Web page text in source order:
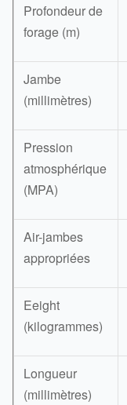
Profondeur de
forage (m)
Jambe
(millimètres)
Pression
atmosphérique
(MPA)
Air-jambes
appropriées
Eeight
(kilogrammes)
Longueur
(millimètres)